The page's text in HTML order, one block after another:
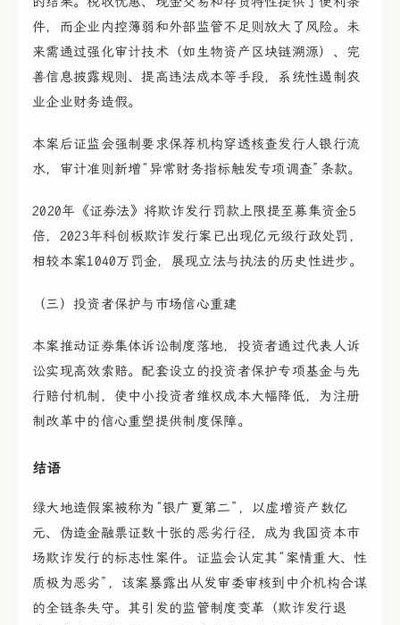
件，而企业内控薄弱和外部监管不足则放大了风险。未
来需通过强化审计技术（如生物资产区块链溯源）、完
善信息披露规则、提高违法成本等手段，系统性遏制农
业企业财务造假。
本案后证监会强制要求保荐机构穿透核查发行人银行流
水，审计准则新增“异常财务指标触发专项调查”条款。
2020年《证券法》将欺诈发行罚款上限提至募集资金5
倍，2023年科创板欺诈发行案已出现亿元级行政处罚，
相较本案1040万罚金，展现立法与执法的历史性进步。
（三）投资者保护与市场信心重建
本案推动证券集体诉讼制度落地，投资者通过代表人诉
讼实现高效索赔。配套设立的投资者保护专项基金与先
行赔付机制，使中小投资者维权成本大幅降低，为注册
制改革中的信心重塑提供制度保障。
结语
绿大地造假案被称为“银广夏第二”，以虚增资产数亿
元、伪造金融票证数十张的恶劣行径，成为我国资本市
场欺诈发行的标志性案件。证监会认定其“案情重大、性
质极为恶劣”，该案暴露出从发审委审核到中介机构合谋
的全链条失守。其引发的监管制度变革（欺诈发行退